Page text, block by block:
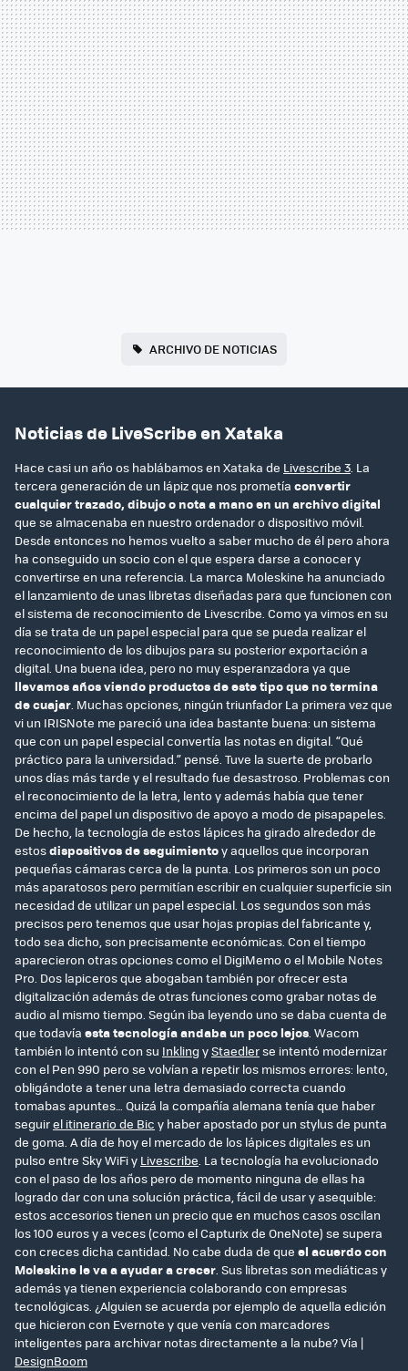
ARCHIVO DE NOTICIAS
Noticias de LiveScribe en Xataka
Hace casi un año os hablábamos en Xataka de Livescribe 3. La
tercera generación de un lápiz que nos prometía convertir
cualquier trazado, dibujo o nota a mano en un archivo digital
que se almacenaba en nuestro ordenador o dispositivo móvil.
Desde entonces no hemos vuelto a saber mucho de él pero ahora
ha conseguido un socio con el que espera darse a conocer y
convertirse en una referencia. La marca Moleskine ha anunciado
el lanzamiento de unas libretas diseñadas para que funcionen con
el sistema de reconocimiento de Livescribe. Como ya vimos en su
día se trata de un papel especial para que se pueda realizar el
reconocimiento de los dibujos para su posterior exportación a
digital. Una buena idea, pero no muy esperanzadora ya que
llevamos años viendo productos de este tipo que no termina
de cuajar. Muchas opciones, ningún triunfador La primera vez que
vi un IRISNote me pareció una idea bastante buena: un sistema
que con un papel especial convertía las notas en digital. “Qué
práctico para la universidad.” pensé. Tuve la suerte de probarlo
unos días más tarde y el resultado fue desastroso. Problemas con
el reconocimiento de la letra, lento y además había que tener
encima del papel un dispositivo de apoyo a modo de pisapapeles.
De hecho, la tecnología de estos lápices ha girado alrededor de
estosdispositivos de seguimientoy aquellos que incorporan
pequeñas cámaras cerca de la punta. Los primeros son un poco
más aparatosos pero permitían escribir en cualquier superficie sin
necesidad de utilizar un papel especial. Los segundos son más
precisos pero tenemos que usar hojas propias del fabricante y,
todo sea dicho, son precisamente económicas. Con el tiempo
aparecieron otras opciones como el DigiMemo o el Mobile Notes
Pro. Dos lapiceros que abogaban también por ofrecer esta
digitalización además de otras funciones como grabar notas de
audio al mismo tiempo. Según iba leyendo uno se daba cuenta de
que todavía esta tecnología andaba un poco lejos. Wacom
también lo intentó con su InklingyStaedlerse intentó modernizar
con el Pen 990 pero se volvían a repetir los mismos errores: lento,
obligándote a tener una letra demasiado correcta cuando
tomabas apuntes… Quizá la compañía alemana tenía que haber
seguirel itinerario de Bic y haber apostado por un stylus de punta
de goma. A día de hoy el mercado de los lápices digitales es un
pulso entre Sky WiFi y Livescribe. La tecnología ha evolucionado
con el paso de los años pero de momento ninguna de ellas ha
logrado dar con una solución práctica, fácil de usar y asequible:
estos accesorios tienen un precio que en muchos casos oscilan
los 100 euros y a veces (como el Capturix de OneNote) se supera
con creces dicha cantidad. No cabe duda de que el acuerdo con
Moleskine le va a ayudar a crecer. Sus libretas son mediáticas y
además ya tienen experiencia colaborando con empresas
tecnológicas. ¿Alguien se acuerda por ejemplo de aquella edición
que hicieron con Evernote y que venía con marcadores
inteligentes para archivar notas directamente a la nube? Vía |
DesignBoom